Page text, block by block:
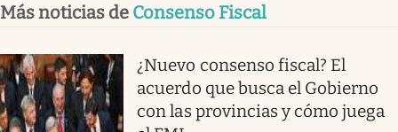
Más noticias de Consenso Fiscal
¿Nuevo consenso fiscal? El
acuerdo que busca el Gobierno
con las provincias y cómo juega